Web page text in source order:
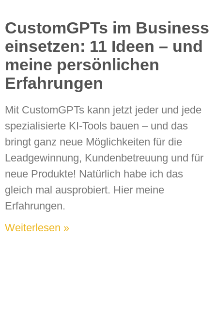
CustomGPTs im Business
einsetzen: 11 Ideen – und
meine persönlichen
Erfahrungen
Mit CustomGPTs kann jetzt jeder und jede
spezialisierte KI-Tools bauen – und das
bringt ganz neue Möglichkeiten für die
Leadgewinnung, Kundenbetreuung und für
neue Produkte! Natürlich habe ich das
gleich mal ausprobiert. Hier meine
Erfahrungen.
Weiterlesen »